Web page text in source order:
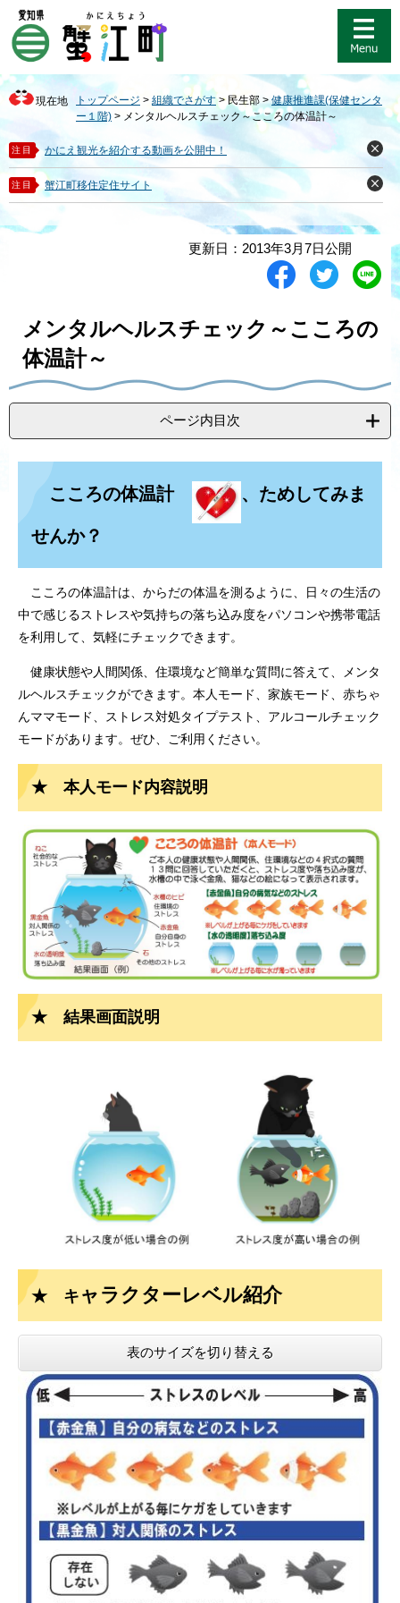
ジ
先
頭
で
す
。
ュ
を
飛
ば
し
て
本
文
現在地 トップページ > 組織でさがす > 民生部 >健康推進課(保健センタ
ー１階) > メンタルヘルスチェック～こころの体温計～
注目 かにえ観光を紹介する動画を公開中！
閉
じ
る
注目 蟹江町移住定住サイト
閉
じ
更新日：2013年3月7日公開
シ
す
る
ツ
ト
す
L
e
で
メンタルヘルスチェック～こころの
体温計～
ページ内目次
こころの体温計 、ためしてみま
せんか？
こころの体温計は、からだの体温を測るように、日々の生活の
中で感じるストレスや気持ちの落ち込み度をパソコンや携帯電話
を利用して、気軽にチェックできます。
健康状態や人間関係、住環境など簡単な質問に答えて、メンタ
ルヘルスチェックができます。本人モード、家族モード、赤ちゃ
んママモード、ストレス対処タイプテスト、アルコールチェック
モードがあります。ぜひ、ご利用ください。
★ 本人モード内容説明
★ 結果画面説明
★ キ ャラクターレベル紹介
表のサイズを切り替える